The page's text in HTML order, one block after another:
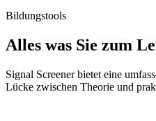
Bildungstools
Alles was Sie zum
Signal Screener bietet eine
Lücke zwischen Theorie und